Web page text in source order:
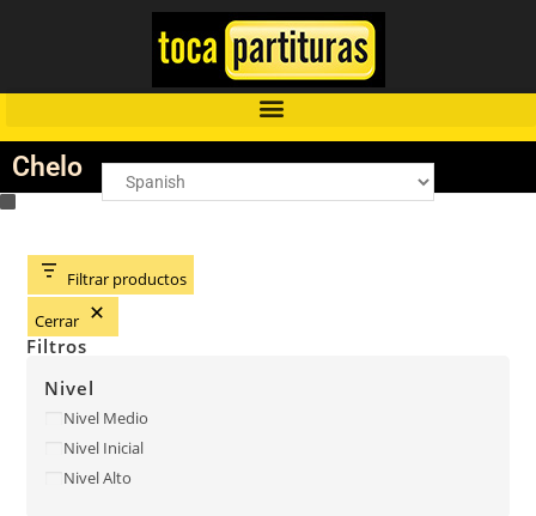
Chelo
Filtrar productos
Cerrar
Filtros
Nivel
Nivel Medio
Nivel Inicial
Nivel Alto